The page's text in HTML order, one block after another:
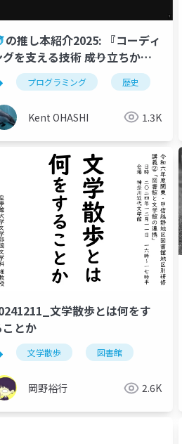
の推し本紹介2025: 『コーディ
グを支える技術 ――成り立ちから
ぶプログラミング作法』
プログラミング 歴史
Kent OHASHI 1.3K
文学散歩とは何をす
ことか
文学散歩 図書館
岡野裕行 2.6K